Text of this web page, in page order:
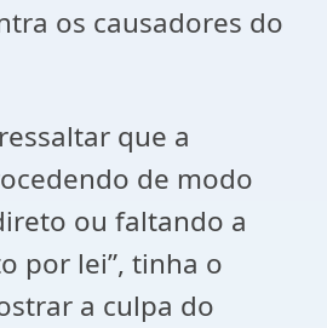
os causadores do
que a
de modo
ou faltando a
por lei”, tinha o
a culpa do